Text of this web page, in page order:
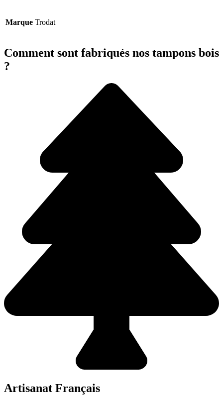
Marque Trodat
Comment sont fabriqués nos tampons bois
?
Artisanat Français